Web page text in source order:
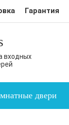
Гарантия
входных
двери